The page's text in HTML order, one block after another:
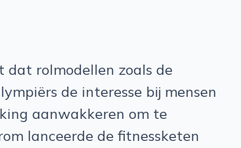
dat rolmodellen zoals de
de interesse bij mensen
aanwakkeren om te
lanceerde de fitnessketen